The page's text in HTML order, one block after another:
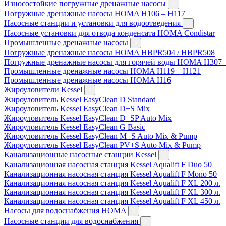
Износостойкие погружные дренажные насосы
Погружные дренажные насосы HOMA H106 – H117
Насосные станции и установки для водоотведения
Насосные установки для отвода конденсата HOMA Condistar
Промышленные дренажные насосы
Погружные дренажные насосы HOMA HBPR504 / HBPR508
Погружные дренажные насосы для горячей воды HOMA H307
Промышленные дренажные насосы HOMA H119 – H121
Промышленные дренажные насосы HOMA H16
Жироуловители Kessel
Жироуловитель Kessel EasyClean D Standard
Жироуловитель Kessel EasyClean D+S Mix
Жироуловитель Kessel EasyClean D+SP Auto Mix
Жироуловитель Kessel EasyClean G Basic
Жироуловитель Kessel EasyClean M+S Auto Mix & Pump
Жироуловитель Kessel EasyClean PV+S Auto Mix & Pump
Канализационные насосные станции Kessel
Канализационная насосная станция Kessel Aqualift F Duo 50
Канализационная насосная станция Kessel Aqualift F Mono 50
Канализационная насосная станция Kessel Aqualift F XL 200 л.
Канализационная насосная станция Kessel Aqualift F XL 300 л.
Канализационная насосная станция Kessel Aqualift F XL 450 л.
Насосы для водоснабжения HOMA
Насосные станции для водоснабжения